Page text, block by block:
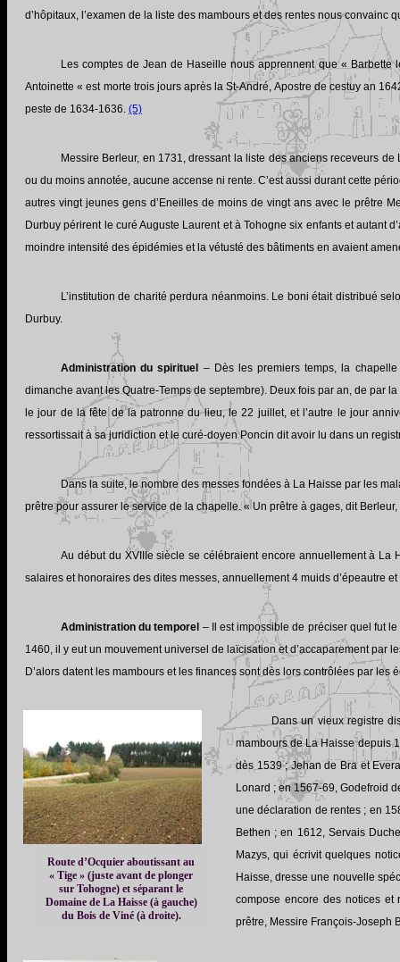
d’hôpitaux, l’examen de la liste des mambours et des rentes nous convainc
Les comptes de Jean de Haseille nous apprennent que «
Antoinette « est morte trois jours après la St-André, Apostre de cestuy an
peste de 1634-1636. (5)
Messire Berleur, en 1731, dressant la liste des anciens receveurs
ou du moins annotée, aucune accense ni rente. C’est aussi durant cette
autres vingt jeunes gens d’Eneilles de moins de vingt ans avec le prêtre
Durbuy périrent le curé Auguste Laurent et à Tohogne six enfants et autant
moindre intensité des épidémies et la vétusté des bâtiments en avaient
L’institution de charité perdura néanmoins. Le boni était distribué
Durbuy.
Administration du spirituel
– Dès les premiers temps, la
dimanche avant les Quatre-Temps de septembre). Deux fois par an, de par
le jour de la fête de la patronne du lieu, le 22 juillet, et l’autre le jour
ressortissait à sa juridiction et le curé-doyen Poncin dit avoir lu dans un
Dans la suite, le nombre des messes fondées à La Haisse par les
prêtre pour assurer le service de la chapelle. « Un prêtre à gages, dit
Au début du XVIIIe siècle se célébraient encore annuellement à
salaires et honoraires des dites messes, annuellement 4 muids d’épeautre
Administration du temporel – Il est impossible de préciser quel fut
1460, il y eut un mouvement universel de laïcisation et d’accaparement
D’alors datent les mambours et les finances sont dès lors contrôlées par les
Route d’Ocquier aboutissant au
« Tige » (juste avant de plonger
sur Tohogne) et séparant le
Domaine de La Haisse (à gauche)
du Bois de Viné (à droite).
Dans un vieux registre
mambours de La Haisse depuis
dès 1539 ; Jehan de Bra et
Lonard ; en 1567-69, Godefroid
une déclaration de rentes ; en
Bethen ; en 1612, Servais
Mazys, qui écrivit quelques
Haisse, dresse une nouvelle
compose encore des notices et
prêtre, Messire François-Joseph